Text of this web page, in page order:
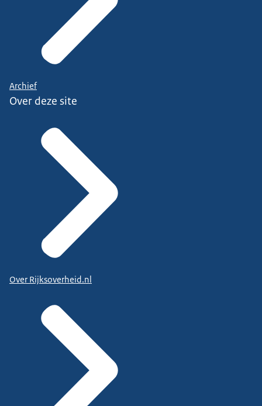
Archief
Over deze site
Over Rijksoverheid.nl